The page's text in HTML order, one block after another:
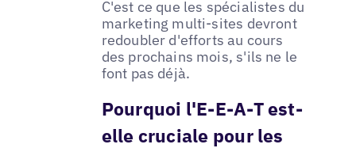
C'est ce que les spécialistes du
marketing multi-sites devront
redoubler d'efforts au cours
des prochains mois, s'ils ne le
font pas déjà.
Pourquoi l'E-E-A-T est-
elle cruciale pour les